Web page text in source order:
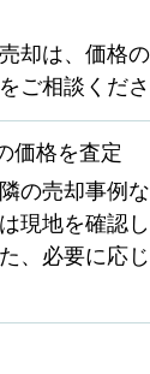
却は、価格
ご相談くださ
価格を査定
の売却事例
現地を確認
、必要に応